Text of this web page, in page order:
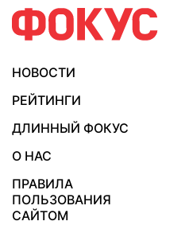
НОВОСТИ
РЕЙТИНГИ
ДЛИННЫЙ ФОКУС
О НАС
ПРАВИЛА
ПОЛЬЗОВАНИЯ
САЙТОМ